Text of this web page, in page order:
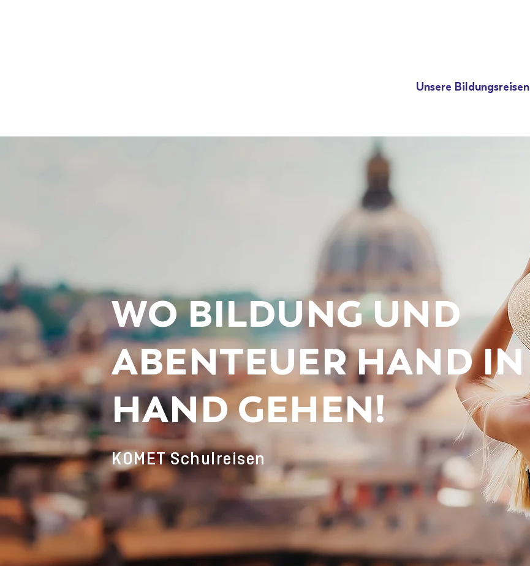
Unsere Bildungsreisen
WO BILDUNG UND
ABENTEUER HAND IN
HAND GEHEN!
KOMET Schulreisen